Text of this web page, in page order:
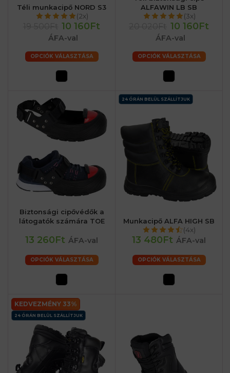
Téli munkacipő NORD S3
(2x)
10 160Ft
ÁFA-val
OPCIÓK VÁLASZTÁSA
ALFAWIN LB SB
(3x)
10 160Ft
ÁFA-val
OPCIÓK VÁLASZTÁSA
Biztonsági cipővédők a
látogatók számára TOE
13 260Ft ÁFA-val
OPCIÓK VÁLASZTÁSA
24 ÓRÁN BELÜL SZÁLLÍTJUK
Munkacipő ALFA HIGH SB
(4x)
13 480Ft ÁFA-val
OPCIÓK VÁLASZTÁSA
KEDVEZMÉNY 33%
24 ÓRÁN BELÜL SZÁLLÍTJUK